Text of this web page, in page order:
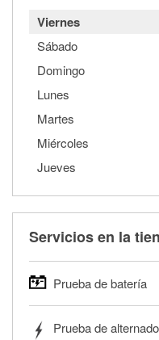
Viernes
Sábado
Domingo
Lunes
Martes
Miércoles
Jueves
Servicios en la
Prueba de batería
autos, camionetas,
Prueba de